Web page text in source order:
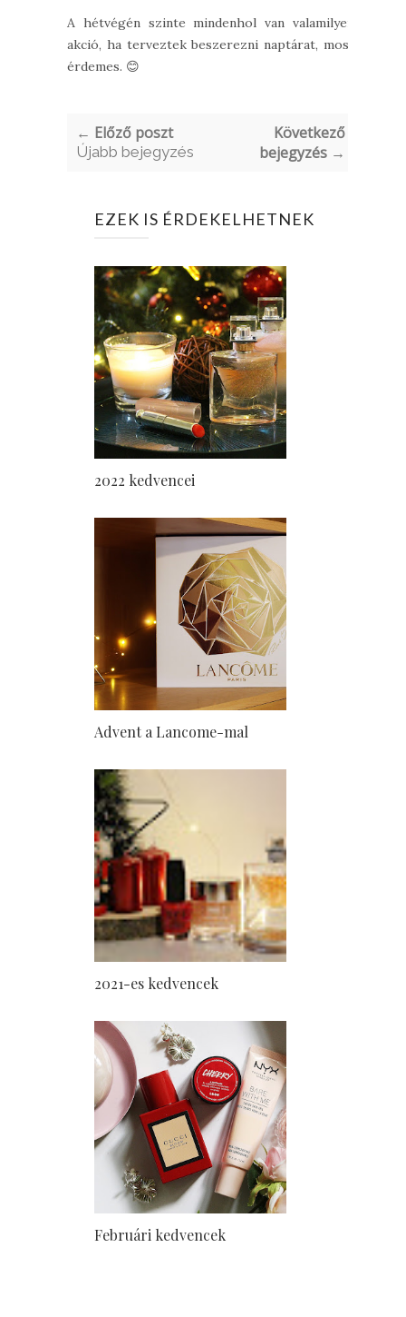
A hétvégén szinte mindenhol van valamilyen
akció, ha terveztek beszerezni naptárat, most
érdemes. 😊
← Előző poszt
Újabb bejegyzés
Következő
bejegyzés →
EZEK IS ÉRDEKELHETNEK
2022 kedvencei
Advent a Lancome-mal
2021-es kedvencek
Februári kedvencek